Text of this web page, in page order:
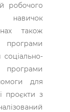
робочого
також
програми
соціально-
програми
для
проєкти з